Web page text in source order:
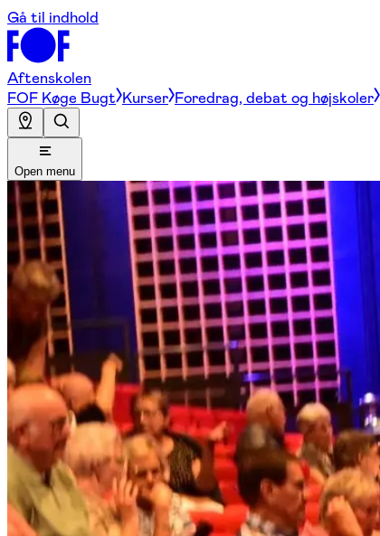
Gå til indhold
Aftenskolen
FOF Køge Bugt Kurser Foredrag, debat og højskoler
Open menu